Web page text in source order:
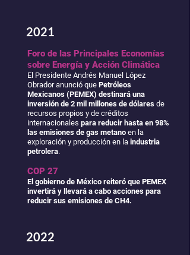
2021
Foro de las Principales Economías
sobre Energía y Acción Climática
El Presidente Andrés Manuel López
Obrador anunció que Petróleos
Mexicanos (PEMEX) destinará una
inversión de 2 mil millones de dólares de
recursos propios y de créditos
internacionales para reducir hasta en 98%
las emisiones de gas metano en la
exploración y producción en la industria
petrolera.
COP 27
El gobierno de México reiteró que PEMEX
invertirá y llevará a cabo acciones para
reducir sus emisiones de CH4.
2022